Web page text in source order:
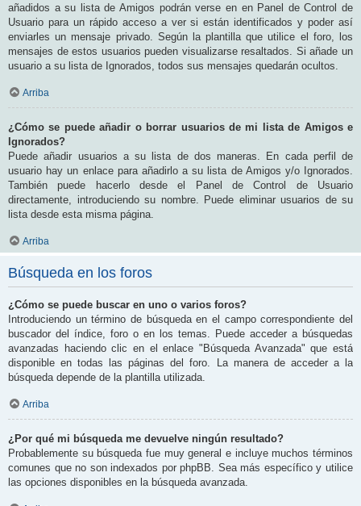
añadidos a su lista de Amigos podrán verse en en Panel de Control de
Usuario para un rápido acceso a ver si están identificados y poder así
enviarles un mensaje privado. Según la plantilla que utilice el foro, los
mensajes de estos usuarios pueden visualizarse resaltados. Si añade un
usuario a su lista de Ignorados, todos sus mensajes quedarán ocultos.
Arriba
¿Cómo se puede añadir o borrar usuarios de mi lista de Amigos e
Ignorados?
Puede añadir usuarios a su lista de dos maneras. En cada perfil de
usuario hay un enlace para añadirlo a su lista de Amigos y/o Ignorados.
También puede hacerlo desde el Panel de Control de Usuario
directamente, introduciendo su nombre. Puede eliminar usuarios de su
lista desde esta misma página.
Arriba
Búsqueda en los foros
¿Cómo se puede buscar en uno o varios foros?
Introduciendo un término de búsqueda en el campo correspondiente del
buscador del índice, foro o en los temas. Puede acceder a búsquedas
avanzadas haciendo clic en el enlace "Búsqueda Avanzada" que está
disponible en todas las páginas del foro. La manera de acceder a la
búsqueda depende de la plantilla utilizada.
Arriba
¿Por qué mi búsqueda me devuelve ningún resultado?
Probablemente su búsqueda fue muy general e incluye muchos términos
comunes que no son indexados por phpBB. Sea más específico y utilice
las opciones disponibles en la búsqueda avanzada.